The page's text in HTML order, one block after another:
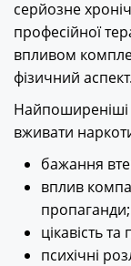
серйозне
професійної
впливом
фізичний аспект.
вживати
бажання
вплив
пропаганди;
цікавість
психічні